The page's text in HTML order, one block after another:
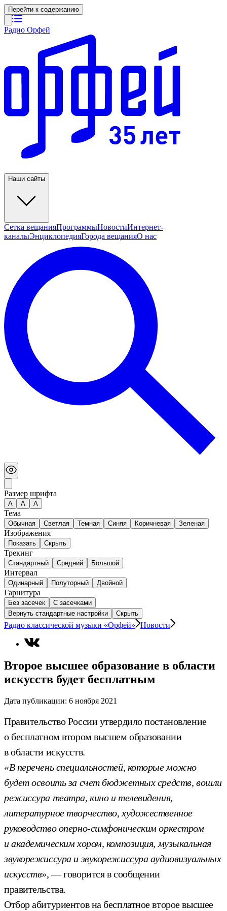
Перейти к содержанию
Радио Орфей
Наши сайты
Сетка вещанияПрограммыНовостиИнтернет-
каналыЭнциклопедияГорода вещанияО нас
Размер шрифта
А A A
Тема
Обычная Светлая Темная Синяя Коричневая Зеленая
Изображения
Показать Скрыть
Трекинг
Стандартный Средний Большой
Интервал
Одинарный Полуторный Двойной
Гарнитура
Без засечек
С засечками
Вернуть стандартные настройки
Скрыть
Радио классической музыки «Орфей» Новости
Второе высшее образование в области
искусств будет бесплатным
Дата публикации: 6 ноября 2021
Правительство России утвердило постановление
о бесплатном втором высшем образовании
в области искусств.
«В перечень специальностей, которые можно
будет освоить за счет бюджетных средств, вошли
режиссура театра, кино и телевидения,
литературное творчество, художественное
руководство оперно-симфоническим оркестром
и академическим хором, композиция, музыкальная
звукорежиссура и звукорежиссура аудиовизуальных
искусств», — говорится в сообщении
правительства.
Отбор абитуриентов на бесплатное второе высшее